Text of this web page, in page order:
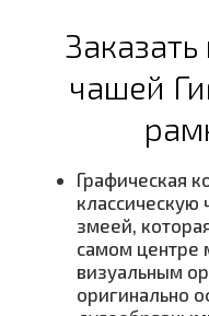
чашей
Графическая
классическую
змеей,
самом центре
визуальным
оригинально